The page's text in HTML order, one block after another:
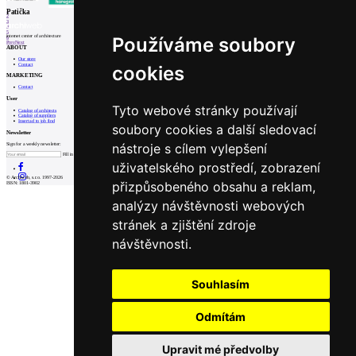
Používáme soubory
cookies
Tyto webové stránky používají
soubory cookies a další sledovací
nástroje s cílem vylepšení
uživatelského prostředí, zobrazení
přizpůsobeného obsahu a reklam,
analýzy návštěvnosti webových
stránek a zjištění zdroje
návštěvnosti.
Souhlasím
Odmítám
Upravit mé předvolby
1
2
3
4
5
6
PrevNext
Patička
internet center of architecture
ABOUT
Our store
Contact
MARKETING
Contact
User
Catalog of architects
Catalog of suppliers
Insert ad to job find
Newsletter
Sign for a weekly newsletter:
Fill in „nospam“
© Archiweb, s.r.o. 1997-2026
ISSN: 1801-3902